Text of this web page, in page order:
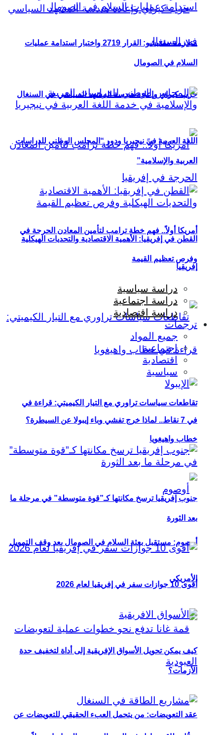
حزب كيراي وإعادة هندسة المشهد السياسي في السنغال
أمريكا أولاً.. فهم خطة ترامب لتأمين المعادن الحرجة في
إفريقيا
تقاطعات سياسات تراوري مع التيار الكيميتي: قراءة في
خطاب واهيغويا
أوصوم: مستقبل بعثة السلام في الصومال بعد وقف التمويل
الأمريكي
عقد التعويضات: من يتحمل العبء الحقيقي للتعويضات عن
متلازمة مقديشو: القرار 2719 واختبار استدامة عمليات
السلام في الصومال
اللغة العربية في نيجيريا ودور “المجلس الوطني للدراسات
العربية والإسلامية”
القطن في إفريقيا: الأهمية الاقتصادية والتحديات الهيكلية
وفرص تعظيم القيمة
دراسة سياسية
دراسة اجتماعية
دراسة اقتصادية
ترجمات
جميع المواد
اجتماعية
اقتصادية
سياسية
في 7 نقاط.. لماذا خرج تفشي وباء إيبولا عن السيطرة؟
جنوب إفريقيا ترسخ مكانتها كـ”قوة متوسطة” في مرحلة ما
بعد الثورة
أقوى 10 جوازات سفر في إفريقيا لعام 2026
كيف يمكن تحويل الأسواق الإفريقية إلى أداة لتخفيف حدة
الأزمات؟